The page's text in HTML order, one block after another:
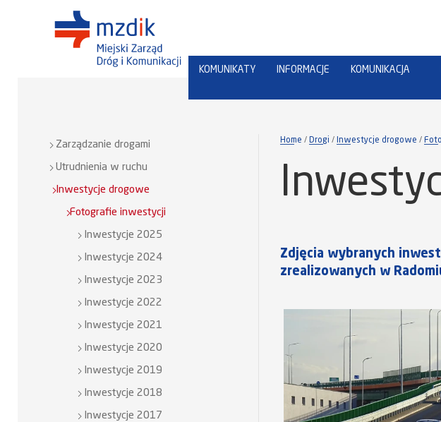
KOMUNIKATY INFORMACJE KOMUNIKACJA
Home Drogi Inwestycje drogowe
Zdjęcia wybranych
zrealizowanych w
Zarządzanie drogami
Utrudnienia w ruchu
Inwestycje drogowe
Fotografie inwestycji
Inwestycje 2025
Inwestycje 2024
Inwestycje 2023
Inwestycje 2022
Inwestycje 2021
Inwestycje 2020
Inwestycje 2019
Inwestycje 2018
Inwestycje 2017